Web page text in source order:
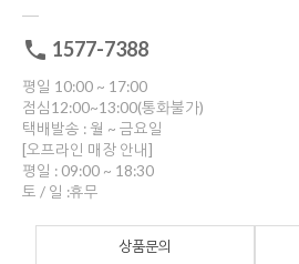
1577-7388
평일 10:00 ~ 17:00
점심12:00~13:00(통화불가)
택배발송 : 월 ~ 금요일
[오프라인 매장 안내]
평일 : 09:00 ~ 18:30
토 / 일 :휴무
상품문의